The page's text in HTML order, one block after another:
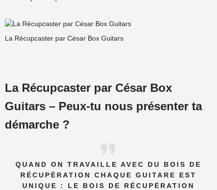
La Récupcaster par César Box Guitars
La Récupcaster par César Box
Guitars – Peux-tu nous présenter ta
démarche ?
QUAND ON TRAVAILLE AVEC DU BOIS DE
RÉCUPÉRATION CHAQUE GUITARE EST
UNIQUE : LE BOIS DE RÉCUPÉRATION